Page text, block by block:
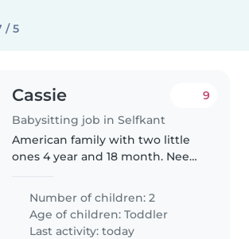
/ 5
Cassie
Babysitting job in Selfkant
9
American family with two little
ones 4 year and 18 month. Need
Number of children: 2
Age of children:Toddler
Last activity: today